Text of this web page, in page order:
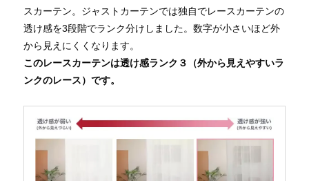
スカーテン。ジャストカーテンでは独自でレースカーテンの
透け感を3段階でランク分けしました。数字が小さいほど外
から見えにくくなります。
このレースカーテンは透け感ランク３（外から見えやすいラ
ンクのレース）です。